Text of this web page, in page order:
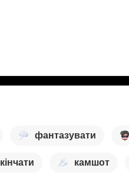
фантазувати
кінчати камшот